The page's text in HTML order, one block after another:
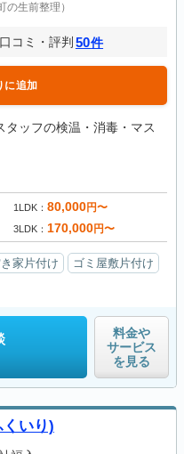
の生前整理）
口コミ・評判 50件
に追加
ッフの検温・消毒・マス
1LDK 80,000円〜
3LDK 170,000円〜
家片付け
ゴミ屋敷片付け
料金や
サービス
を見る
いり)